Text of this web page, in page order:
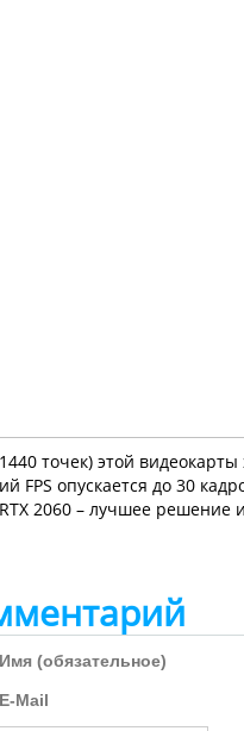
точек) этой
FPS опускается до 30
2060 – лучшее
Имя (обязательное)
E-Mail